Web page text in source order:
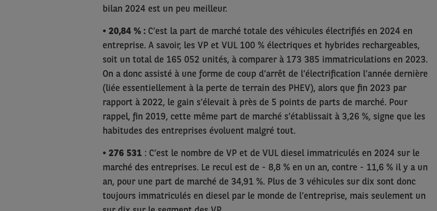
bilan 2024 est un peu meilleur.
• 20,84 % : C’est la part de marché totale des véhicules électrifiés en 2024 en
entreprise. A savoir, les VP et VUL 100 % électriques et hybrides rechargeables,
soit un total de 165 052 unités, à comparer à 173 385 immatriculations en 2023.
On a donc assisté à une forme de coup d’arrêt de l’électrification l’année dernière
(liée essentiellement à la perte de terrain des PHEV), alors que fin 2023 par
rapport à 2022, le gain s’élevait à près de 5 points de parts de marché. Pour
rappel, fin 2019, cette même part de marché s’établissait à 3,26 %, signe que les
habitudes des entreprises évoluent malgré tout.
• 276 531 : C’est le nombre de VP et de VUL diesel immatriculés en 2024 sur le
marché des entreprises. Le recul est de - 8,8 % en un an, contre - 11,6 % il y a un
an, pour une part de marché de 34,91 %. Plus de 3 véhicules sur dix sont donc
toujours immatriculés en diesel par le monde de l’entreprise, mais seulement un